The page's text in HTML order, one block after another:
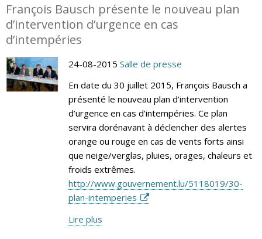
François Bausch présente le nouveau plan
d’intervention d’urgence en cas
d’intempéries
24-08-2015 Salle de presse
En date du 30 juillet 2015, François Bausch a
présenté le nouveau plan d’intervention
d’urgence en cas d’intempéries. Ce plan
servira dorénavant à déclencher des alertes
orange ou rouge en cas de vents forts ainsi
que neige/verglas, pluies, orages, chaleurs et
froids extrêmes.
http://www.gouvernement.lu/5118019/30-
plan-intemperies
Lire plus